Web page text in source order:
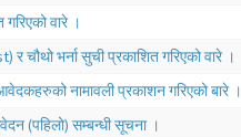
वारे ।
चौथो भर्ना सुची प्रकाशित गरिएको वारे ।
नामावली प्रकाशन गरिएको बारे ।
(पहिलो) सम्बन्धी सूचना ।